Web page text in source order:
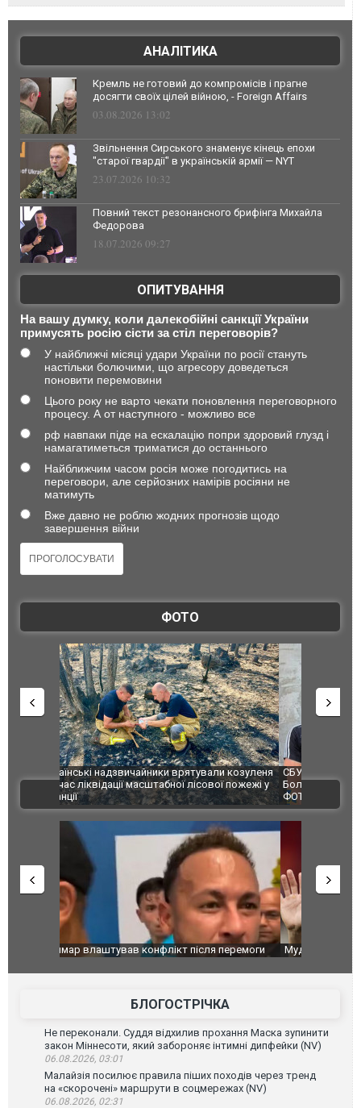
АНАЛІТИКА
Кремль не готовий до компромісів і прагне
досягти своїх цілей війною, - Foreign Affairs
03.08.2026 13:02
Звільнення Сирського знаменує кінець епохи
"старої гвардії" в українській армії — NYT
23.07.2026 10:32
Повний текст резонансного брифінга Михайла
Федорова
18.07.2026 09:27
ОПИТУВАННЯ
На вашу думку, коли далекобійні санкції України
примусять росію сісти за стіл переговорів?
У найближчі місяці удари України по росії стануть
настільки болючими, що агресору доведеться
поновити перемовини
Цього року не варто чекати поновлення переговорного
процесу. А от наступного - можливо все
рф навпаки піде на ескалацію попри здоровий глузд і
намагатиметься триматися до останнього
Найближчим часом росія може погодитись на
переговори, але серйозних намірів росіяни не
матимуть
Вже давно не роблю жодних прогнозів щодо
завершення війни
ФОТО
пожежі у
СБУ за сприяння Нацполіції та правоохоронців
Болгарії затримала міжнародного наркобарона.
ФОТО
Росіяни
одна
ВІДЕО
Мудрик провів перший матч за "Челсі" після
під час
Франції
БЛОГОСТРІЧКА
Не переконали. Суддя відхилив прохання Маска зупинити
закон Міннесоти, який забороняє інтимні дипфейки (NV)
06.08.2026, 03:01
Малайзія посилює правила піших походів через тренд
на «скорочені» маршрути в соцмережах (NV)
06.08.2026, 02:31